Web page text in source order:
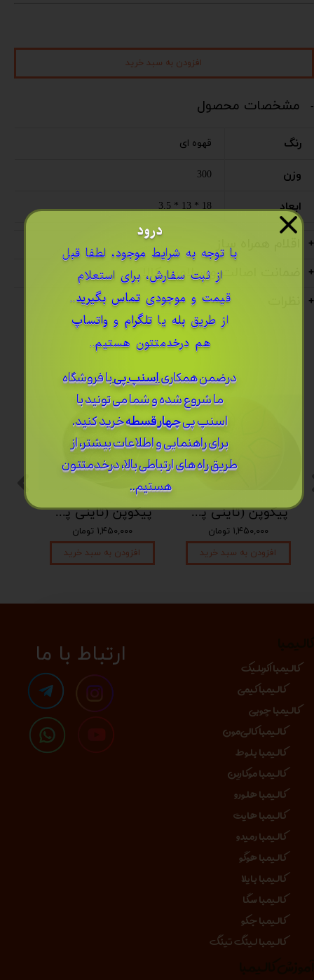
افزودن به سبد خرید
مشخصات محصول
رنگ قهوه ای
وزن 300
ابعاد 18 * 13 * 3.5
اقلام همراه ساز
ضمانت اصالت و سلامت کالا
پیکوپن (تاینی پن) 6 نت برند دلکو
۱,۴۵۰,۰۰۰ تومان
افزودن به سبد خرید
پیکوپن (تاینی پن) 6 نت برند دلکو
۱,۴۵۰,۰۰۰ تومان
افزودن به سبد خرید
​​​ارتباط با ما
کالیمبا اکریلیک
کالیمبا کیمی
کالیمبا چوبی
کالیمبا کالی‌مون
کالیمبا بلوط
کالیمبا موکارین
کالیمبا هلورو
کالیمبا هایت
کالیمبا رمیدو
کالیمبا هوگو
کالیمبا بایلا
کالیمبا سگا
کالیمبا جکو
کالیمبا لینگ تینگ
درود
​با توجه به شرایط موجود، لطفا قبل
از ثبت سفارش، برای استعلام
قیمت و موجودی تماس بگیرید..
از طریق بله یا تلگرام و واتساپ
هم درخدمتتون هستیم..
درضمن ​همکاریاسنپ پیبا فروشگاه
ما شروع شده و شما می تونید با
اسنپ پیچهار قسطهخرید کنید.
برای راهنمایی و اطلاعات بیشتر، از
طریق راه های ارتباطی بالا، درخدمتتون
هستیم..